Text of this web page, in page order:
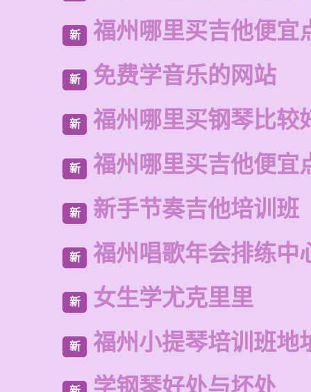
新 福州哪里买吉他便宜
新 免费学音乐的网站
新 福州哪里买钢琴比较
新 福州哪里买吉他便宜
新 新手节奏吉他培训班
新 福州唱歌年会排练中
新 女生学尤克里里
新 福州小提琴培训班地
学钢琴好处与坏处